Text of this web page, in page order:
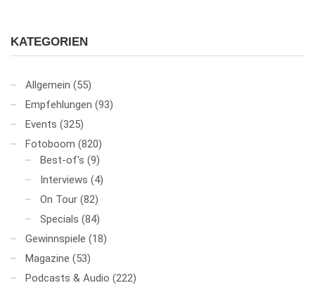
KATEGORIEN
Allgemein (55)
Empfehlungen (93)
Events (325)
Fotoboom (820)
Best-of's (9)
Interviews (4)
On Tour (82)
Specials (84)
Gewinnspiele (18)
Magazine (53)
Podcasts & Audio (222)